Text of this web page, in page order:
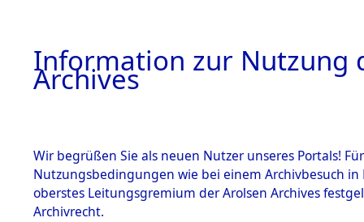
Information zur Nutzung
Archives
Wir begrüßen Sie als neuen Nutzer unseres Portals!
Nutzungsbedingungen wie bei einem Archivbesuch
oberstes Leitungsgremium der Arolsen Archives
Archivrecht.